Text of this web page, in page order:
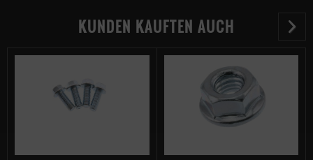
KUNDEN KAUFTEN AUCH